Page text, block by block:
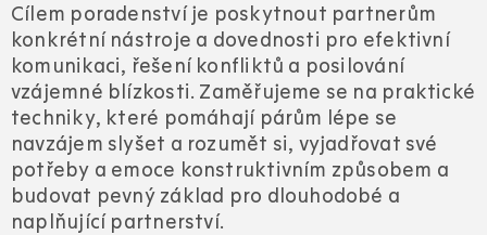
Cílem poradenství je poskytnout partnerům
konkrétní nástroje a dovednosti pro efektivní
komunikaci, řešení konfliktů a posilování
vzájemné blízkosti. Zaměřujeme se na praktické
techniky, které pomáhají párům lépe se
navzájem slyšet a rozumět si, vyjadřovat své
potřeby a emoce konstruktivním způsobem a
budovat pevný základ pro dlouhodobé a
naplňující partnerství.